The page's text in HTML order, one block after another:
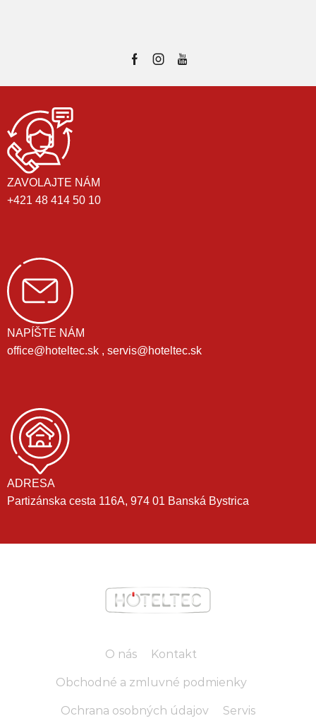
ZAVOLAJTE NÁM
+421 48 414 50 10
NAPÍŠTE NÁM
office@hoteltec.sk , servis@hoteltec.sk
ADRESA
Partizánska cesta 116A, 974 01 Banská Bystrica
O nás Kontakt
Obchodné a zmluvné podmienky
Ochrana osobných údajov Servis